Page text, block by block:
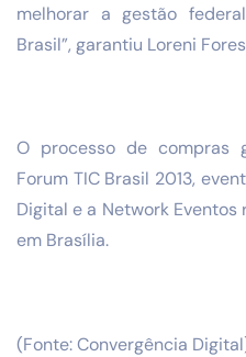
melhorar a gestão
Brasil”, garantiu Loreni
O processo de compras
Forum TIC Brasil 2013,
Digital e a Network
em Brasília.
(Fonte: Convergência